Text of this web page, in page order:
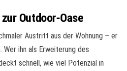
Outdoor-Oase
Austritt aus der Wohnung – er
ihn als Erweiterung des
schnell, wie viel Potenzial in